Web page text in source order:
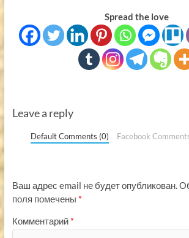
Spread the love
Leave a reply
Default Comments (0) Facebook
Ваш адрес email не будет опубликован.
поля помечены *
Комментарий *